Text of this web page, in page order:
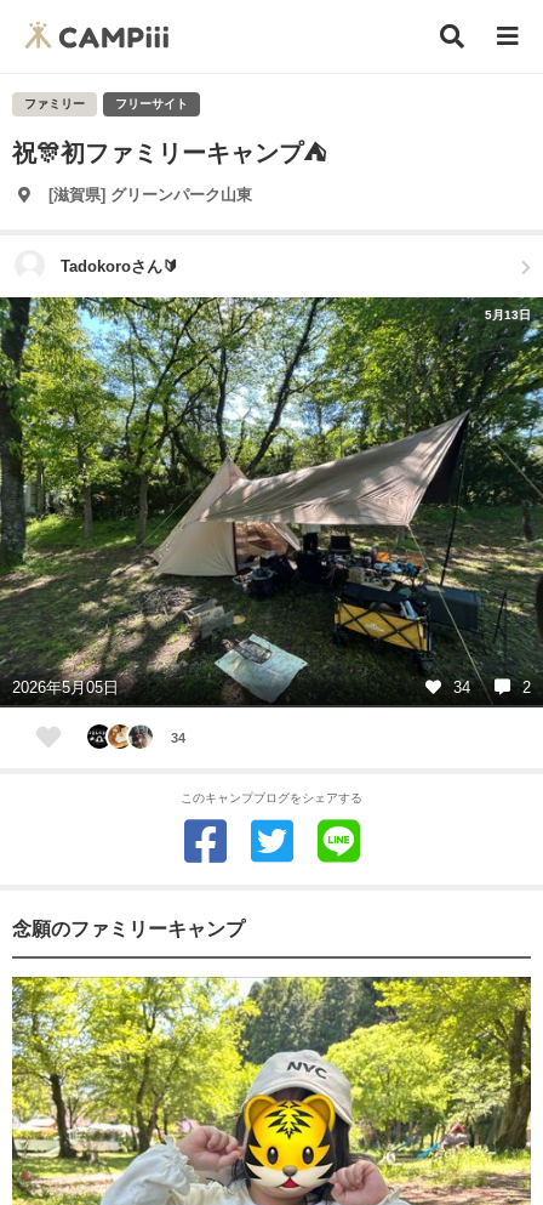
ファミリー フリーサイト
祝🎊初ファミリーキャンプ⛺️
[滋賀県] グリーンパーク山東
Tadokoroさん🔰
5月13日
2026年5月05日 34 2
34
このキャンプブログをシェアする
念願のファミリーキャンプ